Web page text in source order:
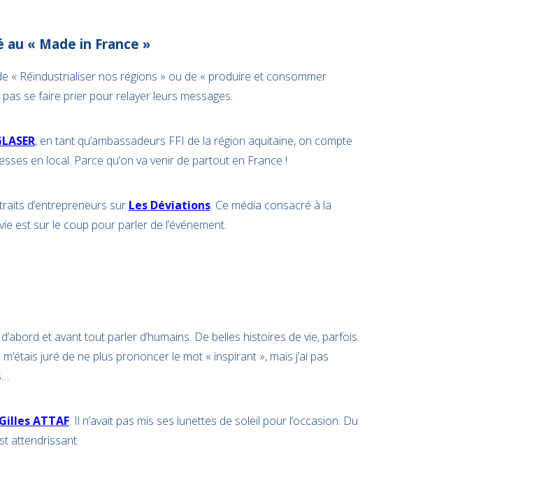
« Made in France »
« Réindustrialiser nos régions » ou de « produire et consommer
se faire prier pour relayer leurs messages.
, en tant qu’ambassadeurs FFI de la région aquitaine, on compte
en local. Parce qu’on va venir de partout en France !
d’entrepreneurs sur Les Déviations. Ce média consacré à la
est sur le coup pour parler de l’événement.
et avant tout parler d’humains. De belles histoires de vie, parfois
juré de ne plus prononcer le mot « inspirant », mais j’ai pas
Gilles ATTAF. Il n’avait pas mis ses lunettes de soleil pour l’occasion. Du
attendrissant.